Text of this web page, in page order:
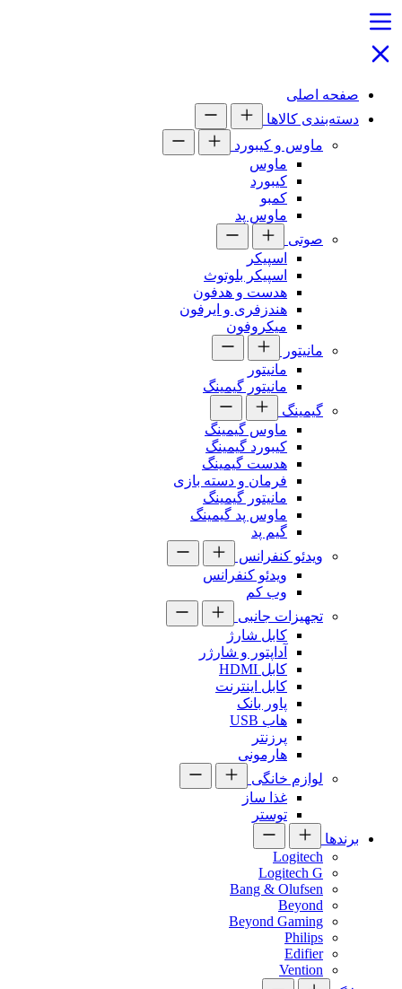
صفحه اصلی
دسته‌بندی کالاها
ماوس و کیبورد
ماوس
کیبورد
کمبو
ماوس پد
صوتی
اسپیکر
اسپیکر بلوتوث
هدست و هدفون
هندزفری و ایرفون
میکروفون
مانیتور
مانیتور
مانیتور گیمینگ
گیمینگ
ماوس گیمینگ
کیبورد گیمینگ
هدست گیمینگ
فرمان و دسته بازی
مانیتور گیمینگ
ماوس پد گیمینگ
گیم پد
ویدئو کنفرانس
ویدئو کنفرانس
وب کم
تجهیزات جانبی
کابل شارژ
آداپتور و شارژر
کابل HDMI
کابل اینترنت
پاور بانک
هاب USB
پرزنتر
هارمونی
لوازم خانگی
غذا ساز
توستر
برندها
Logitech
Logitech G
Bang & Olufsen
Beyond
Beyond Gaming
Philips
Edifier
Vention